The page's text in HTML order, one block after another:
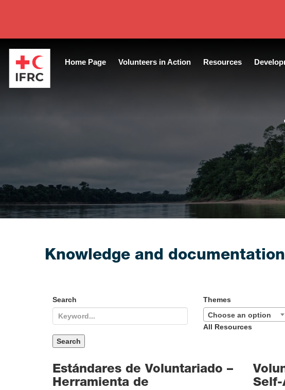
Home Page Volunteers in Action Resources
Knowledge and
Search
Themes
Choose an option
All Resources
Estándares de Voluntariado –
Herramienta de
Self-